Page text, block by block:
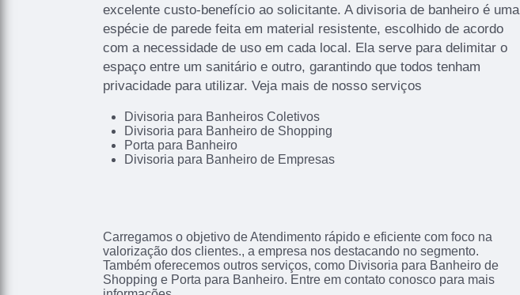
excelente custo-benefício ao solicitante. A divisoria de banheiro é uma
espécie de parede feita em material resistente, escolhido de acordo
com a necessidade de uso em cada local. Ela serve para delimitar o
espaço entre um sanitário e outro, garantindo que todos tenham
privacidade para utilizar. Veja mais de nosso serviços
Divisoria para Banheiros Coletivos
Divisoria para Banheiro de Shopping
Porta para Banheiro
Divisoria para Banheiro de Empresas
Carregamos o objetivo de Atendimento rápido e eficiente com foco na
valorização dos clientes., a empresa nos destacando no segmento.
Também oferecemos outros serviços, como Divisoria para Banheiro de
Shopping e Porta para Banheiro. Entre em contato conosco para mais